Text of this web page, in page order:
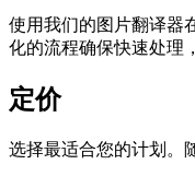
使用我们的图片翻译器
化的流程确保快速处理
定价
选择最适合您的计划。